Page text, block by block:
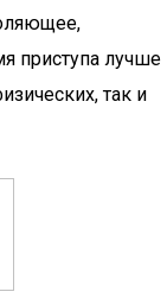
приступа лучше
так и